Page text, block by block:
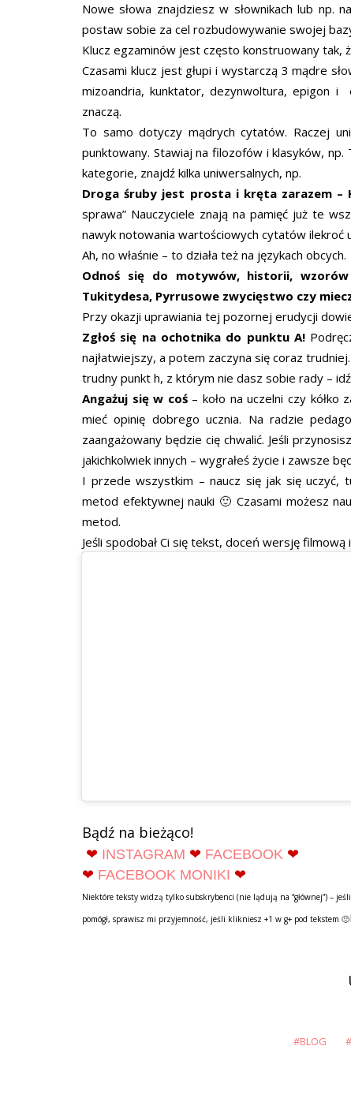
Nowe słowa znajdziesz w słownikach lub np.
postaw sobie za cel rozbudowywanie swojej
Klucz egzaminów jest często konstruowany tak,
Czasami klucz jest głupi i wystarczą 3 mądre
mizoandria, kunktator, dezynwoltura, epigon i
znaczą.
To samo dotyczy mądrych cytatów. Raczej
punktowany. Stawiaj na filozofów i klasyków,
kategorie, znajdź kilka uniwersalnych, np.
Droga śruby jest prosta i kręta zarazem –
sprawa” Nauczyciele znają na pamięć już te
nawyk notowania wartościowych cytatów ilekroć
Ah, no właśnie – to działa też na językach obcych.
Odnoś się do motywów, historii, wzorów
Tukitydesa, Pyrrusowe zwycięstwo czy
Przy okazji uprawiania tej pozornej erudycji
Zgłoś się na ochotnika do punktu A!
najłatwiejszy, a potem zaczyna się coraz
trudny punkt h, z którym nie dasz sobie rady –
Angażuj się w coś– koło na uczelni czy kółko
mieć opinię dobrego ucznia. Na radzie
zaangażowany będzie cię chwalić. Jeśli
jakichkolwiek innych – wygrałeś życie i zawsze
I przede wszystkim – naucz się jak się uczyć,
metod efektywnej nauki 🙂 Czasami możesz
metod.
Jeśli spodobał Ci się tekst, doceń wersję
Bądź na bieżąco!
❤ INSTAGRAM ❤ FACEBOOK ❤
❤ FACEBOOK MONIKI ❤
Niektóre teksty widzą tylko subskrybenci (nie lądują na “głównej”) –
pomógł, sprawisz mi przyjemność, jeśli klikniesz +1 w g+ pod tekstem 🙂
BLOG